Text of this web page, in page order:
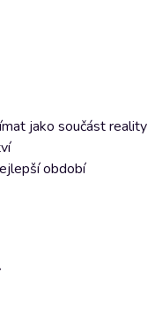
jako součást reality
období